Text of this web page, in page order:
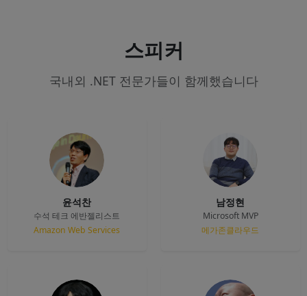
스피커
국내외 .NET 전문가들이 함께했습니다
윤석찬
수석 테크 에반젤리스트
Amazon Web Services
남정현
Microsoft MVP
메가존클라우드